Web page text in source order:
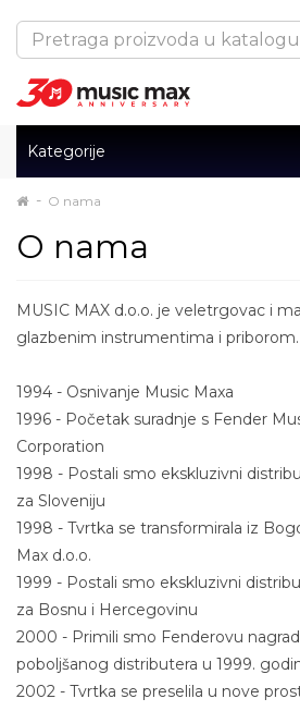
Kategorije
O nama
O nama
MUSIC MAX d.o.o. je veletrgovac i
glazbenim instrumentima i priborom.
1994 - Osnivanje Music Maxa
1996 - Početak suradnje s Fender
Corporation
1998 - Postali smo ekskluzivni
za Sloveniju
1998 - Tvrtka se transformirala iz
Max d.o.o.
1999 - Postali smo ekskluzivni
za Bosnu i Hercegovinu
2000 - Primili smo Fenderovu
poboljšanog distributera u 1999.
2002 - Tvrtka se preselila u nove